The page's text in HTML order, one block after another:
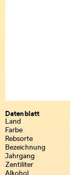
Datenblatt
Land
Farbe
Rebsorte
Bezeichnung
Jahrgang
Zentiliter